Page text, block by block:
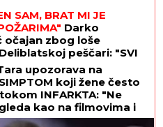
SAM, BRAT MI JE
Darko
očajan zbog loše
peščari: "SVI
otkrio koje
ima
upozorava na
koji žene često
INFARKTA: "Ne
kao na filmovima i
u grudima"